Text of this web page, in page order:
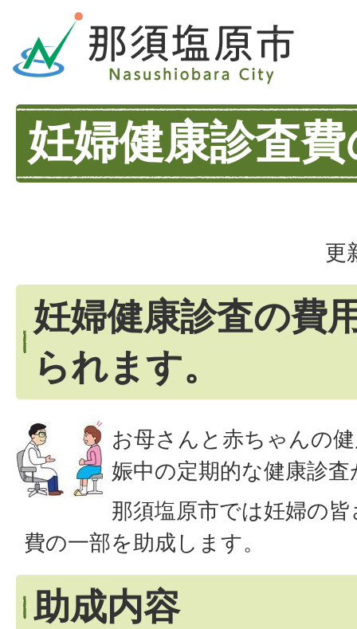
妊婦健康診査
更
妊婦健康診査の費
られます。
お母さんと赤ちゃんの
娠中の定期的な健康診
那須塩原市では妊婦の
費の一部を助成します。
助成内容